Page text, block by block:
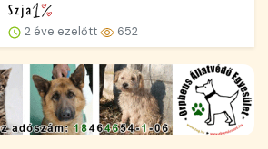
2 éve ezelőtt 652